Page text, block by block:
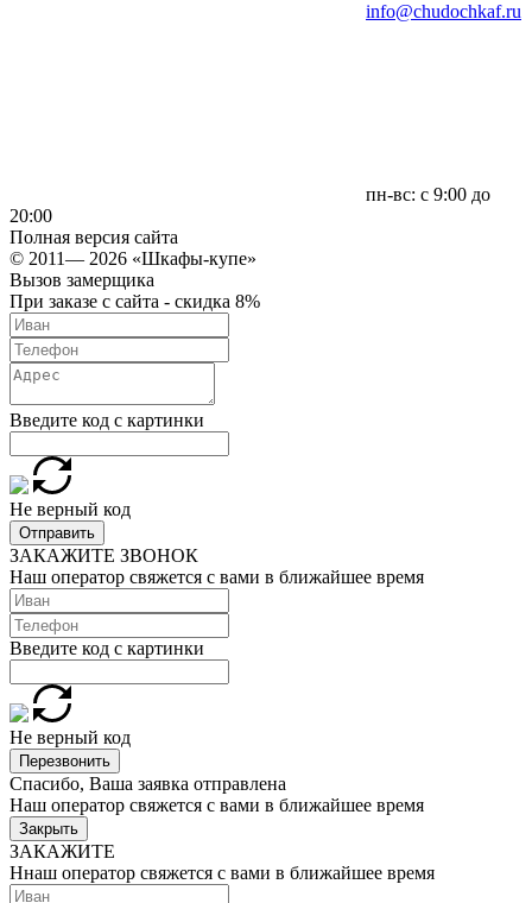
info@chudochkaf.ru
пн-вс: с 9:00 до
20:00
Полная версия сайта
© 2011— 2026 «Шкафы-купе»
Вызов замерщика
При заказе с сайта - скидка 8%
Введите код с картинки
Не верный код
Отправить
ЗАКАЖИТЕ ЗВОНОК
Наш оператор свяжется с вами в ближайшее время
Введите код с картинки
Не верный код
Перезвонить
Спасибо, Ваша заявка отправлена
Наш оператор свяжется с вами в ближайшее время
Закрыть
ЗАКАЖИТЕ
Ннаш оператор свяжется с вами в ближайшее время